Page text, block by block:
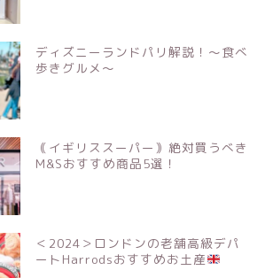
ディズニーランドパリ解説！〜食べ
歩きグルメ〜
｟イギリススーパー｠絶対買うべき
M&Sおすすめ商品5選！
＜2024＞ロンドンの老舗高級デパ
ートHarrodsおすすめお土産